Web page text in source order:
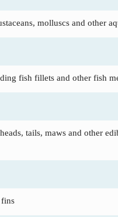
molluscs and other
fish fillets and other fish
tails, maws and other